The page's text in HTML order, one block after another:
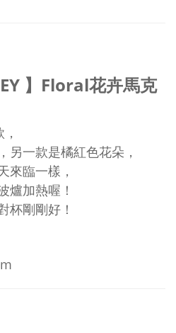
】Floral花卉馬克
另一款是橘紅色花朵，
來臨一樣，
爐加熱喔！
杯剛剛好！